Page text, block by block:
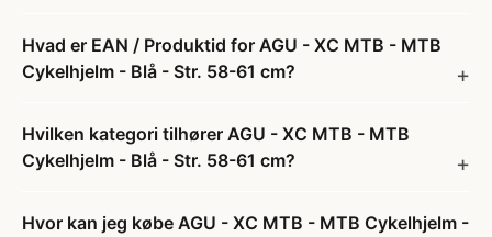
Hvad er EAN / Produktid for AGU - XC MTB - MTB
Cykelhjelm - Blå - Str. 58-61 cm?
Hvilken kategori tilhører AGU - XC MTB - MTB
Cykelhjelm - Blå - Str. 58-61 cm?
Hvor kan jeg købe AGU - XC MTB - MTB Cykelhjelm -